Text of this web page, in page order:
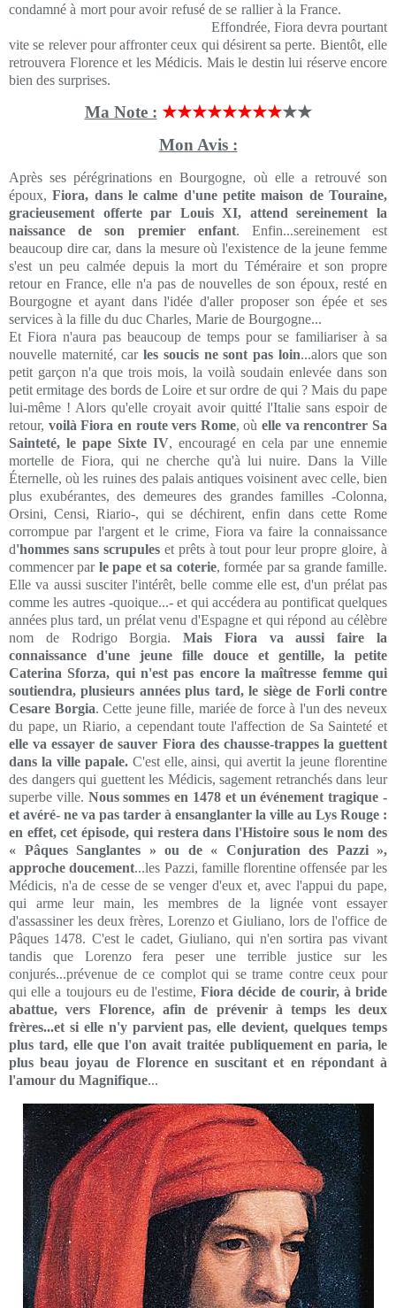
condamné à mort pour avoir refusé de se rallier à la France.
Effondrée, Fiora devra pourtant
vite se relever pour affronter ceux qui désirent sa perte. Bientôt, elle
retrouvera Florence et les Médicis. Mais le destin lui réserve encore
bien des surprises.
Ma Note : ★★★★★★★★★★
Mon Avis :
Après ses pérégrinations en Bourgogne, où elle a retrouvé son
époux,Fiora, dans le calme d'une petite maison de Touraine,
gracieusement offerte par Louis XI, attend sereinement la
naissance de son premier enfant. Enfin...sereinement est
beaucoup dire car, dans la mesure où l'existence de la jeune femme
s'est un peu calmée depuis la mort du Téméraire et son propre
retour en France, elle n'a pas de nouvelles de son époux, resté en
Bourgogne et ayant dans l'idée d'aller proposer son épée et ses
services à la fille du duc Charles, Marie de Bourgogne...
Et Fiora n'aura pas beaucoup de temps pour se familiariser à sa
nouvelle maternité, carles soucis ne sont pas loin...alors que son
petit garçon n'a que trois mois, la voilà soudain enlevée dans son
petit ermitage des bords de Loire et sur ordre de qui ? Mais du pape
lui-même ! Alors qu'elle croyait avoir quitté l'Italie sans espoir de
retour, voilà Fiora en route vers Rome, oùelle va rencontrer Sa
Sainteté, le pape Sixte IV, encouragé en cela par une ennemie
mortelle de Fiora, qui ne cherche qu'à lui nuire. Dans la Ville
Éternelle, où les ruines des palais antiques voisinent avec celle, bien
plus exubérantes, des demeures des grandes familles -Colonna,
Orsini, Censi, Riario-, qui se déchirent, enfin dans cette Rome
corrompue par l'argent et le crime, Fiora va faire la connaissance
d'hommes sans scrupuleset prêts à tout pour leur propre gloire, à
commencer par le pape et sa coterie, formée par sa grande famille.
Elle va aussi susciter l'intérêt, belle comme elle est, d'un prélat pas
comme les autres -quoique...- et qui accédera au pontificat quelques
années plus tard, un prélat venu d'Espagne et qui répond au célèbre
nom de Rodrigo Borgia.Mais Fiora va aussi faire la
connaissance d'une jeune fille douce et gentille, la petite
Caterina Sforza, qui n'est pas encore la maîtresse femme qui
soutiendra, plusieurs années plus tard, le siège de Forli contre
Cesare Borgia. Cette jeune fille, mariée de force à l'un des neveux
du pape, un Riario, a cependant toute l'affection de Sa Sainteté et
elle va essayer de sauver Fiora des chausse-trappes la guettent
dans la ville papale.C'est elle, ainsi, qui avertit la jeune florentine
des dangers qui guettent les Médicis, sagement retranchés dans leur
superbe ville. Nous sommes en 1478 et un événement tragique -
et avéré- ne va pas tarder à ensanglanter la ville au Lys Rouge :
en effet, cet épisode, qui restera dans l'Histoire sous le nom des
« Pâques Sanglantes » ou de « Conjuration des Pazzi »,
approche doucement...les Pazzi, famille florentine offensée par les
Médicis, n'a de cesse de se venger d'eux et, avec l'appui du pape,
qui arme leur main, les membres de la lignée vont essayer
d'assassiner les deux frères, Lorenzo et Giuliano, lors de l'office de
Pâques 1478. C'est le cadet, Giuliano, qui n'en sortira pas vivant
tandis que Lorenzo fera peser une terrible justice sur les
conjurés...prévenue de ce complot qui se trame contre ceux pour
qui elle a toujours eu de l'estime,Fiora décide de courir, à bride
abattue, vers Florence, afin de prévenir à temps les deux
frères...et si elle n'y parvient pas, elle devient, quelques temps
plus tard, elle que l'on avait traitée publiquement en paria, le
plus beau joyau de Florence en suscitant et en répondant à
l'amour du Magnifique...